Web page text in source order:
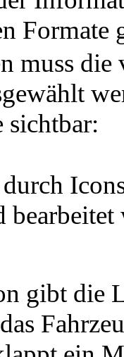
Formate
muss die
sichtbar:
gibt die